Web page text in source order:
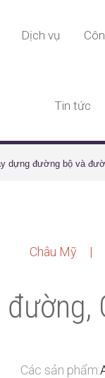
Dịch vụ
Tin tức
dựng đường bộ và
Châu Mỹ |
Các sản phẩm: